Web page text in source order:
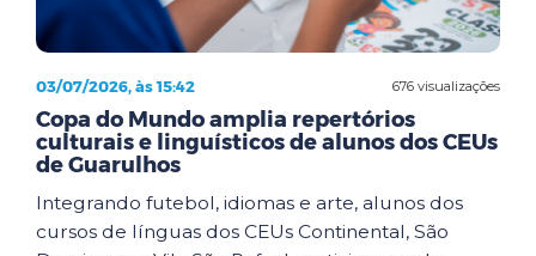
676 visualizações
03/07/2026, às 15:42
Copa do Mundo amplia repertórios
culturais e linguísticos de alunos dos CEUs
de Guarulhos
Integrando futebol, idiomas e arte, alunos dos
cursos de línguas dos CEUs Continental, São